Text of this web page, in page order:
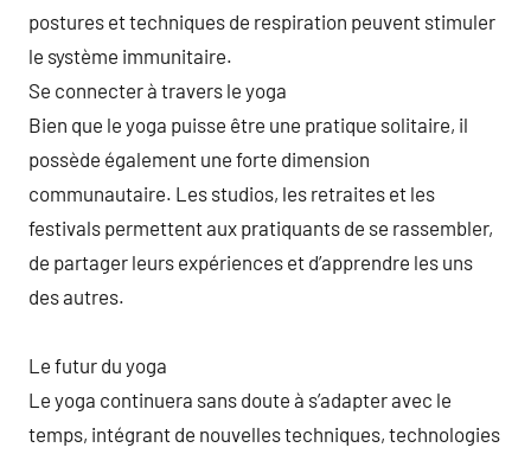
postures et techniques de respiration peuvent stimuler
le système immunitaire.
Se connecter à travers le yoga
Bien que le yoga puisse être une pratique solitaire, il
possède également une forte dimension
communautaire. Les studios, les retraites et les
festivals permettent aux pratiquants de se rassembler,
de partager leurs expériences et d’apprendre les uns
des autres.
Le futur du yoga
Le yoga continuera sans doute à s’adapter avec le
temps, intégrant de nouvelles techniques, technologies